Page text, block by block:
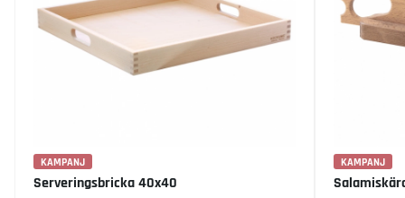
KAMPANJ
Serveringsbricka 40x40
KAMPANJ